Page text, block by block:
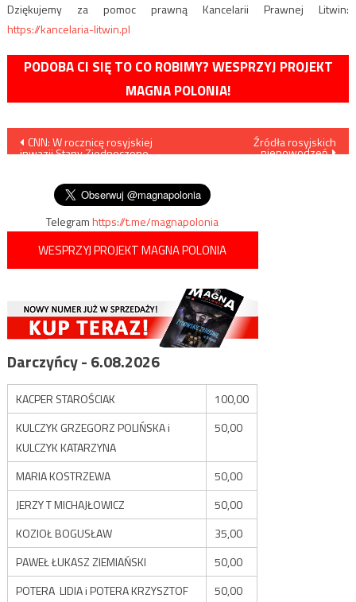
Dziękujemy za pomoc prawną Kancelarii Prawnej Litwin:
https://kancelaria-litwin.pl
PODOBA CI SIĘ TO CO ROBIMY? WESPRZYJ PROJEKT
MAGNA POLONIA!
Nawigacja
CNN: W rocznicę rosyjskiej
inwazji Stany Zjednoczone
Źródła rosyjskich
niepowodzeń
Telegramhttps://t.me/magnapolonia
WESPRZYJ PROJEKT MAGNA POLONIA
Darczyńcy - 6.08.2026
KACPER STAROŚCIAK
100,00
KULCZYK GRZEGORZ POLIŃSKA i
KULCZYK KATARZYNA
50,00
MARIA KOSTRZEWA
50,00
JERZY T MICHAJŁOWICZ
50,00
KOZIOŁ BOGUSŁAW
35,00
PAWEŁ ŁUKASZ ZIEMIAŃSKI
50,00
POTERA LIDIA i POTERA KRZYSZTOF
50,00